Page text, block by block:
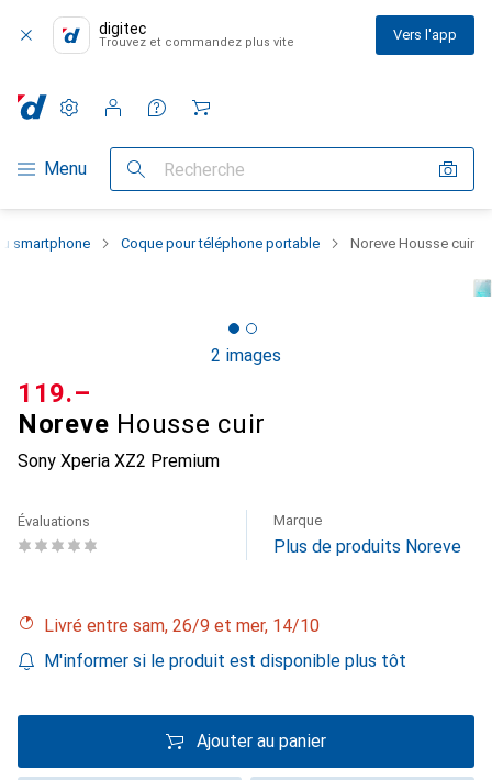
digitec
Trouvez et commandez plus vite Vers l'app
Navigation par catégorie
Menu Recherche
Paramètres
Compte client
Listes de comparaison
Listes d'envies
Panier
smartphone Coque pour téléphone portable Noreve Housse cuir
2 images
Noreve Housse cuir
Sony Xperia XZ2 Premium
CHF
119.–
Évaluations Marque
Plus de produits Noreve
Livré entre sam, 26/9 et mer, 14/10
M'informer si le produit est disponible plus tôt
Ajouter au panier